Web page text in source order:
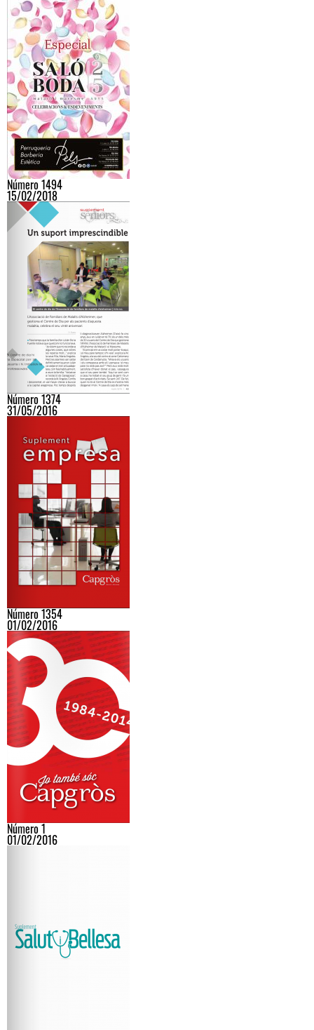
Número 1494
15/02/2018
Número 1374
31/05/2016
Número 1354
01/02/2016
Número 1
01/02/2016